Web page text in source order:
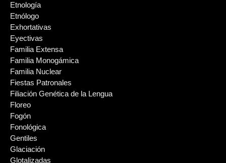
Etnología
Etnólogo
Exhortativas
Eyectivas
Familia Extensa
Familia Monogámica
Familia Nuclear
Fiestas Patronales
Filiación Genética de la Lengua
Floreo
Fogón
Fonológica
Gentiles
Glaciación
Glotalizadas